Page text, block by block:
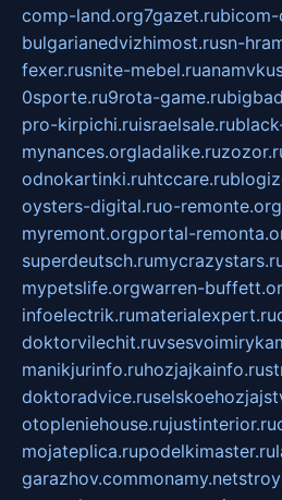
comp-land.org7gazet.rubicom-
bulgarianedvizhimost.rusn-
fexer.rusnite-mebel.ru
0sporte.ru9rota-game.ru
pro-kirpichi.ruisraelsale.ru
mynances.orgladalike.ru
odnokartinki.ruhtccare.ru
oysters-digital.ruo-remonte.org
myremont.orgportal-
superdeutsch.ru
mypetslife.orgwarren-
infoelectrik.rumaterialexpert.ru
doktorvilechit.ru
manikjurinfo.ruhozjajkainfo.ru
doktoradvice.ru
otopleniehouse.rujustinterior.ru
mojateplica.rupodelkimaster.ru
garazhov.commonamy.net